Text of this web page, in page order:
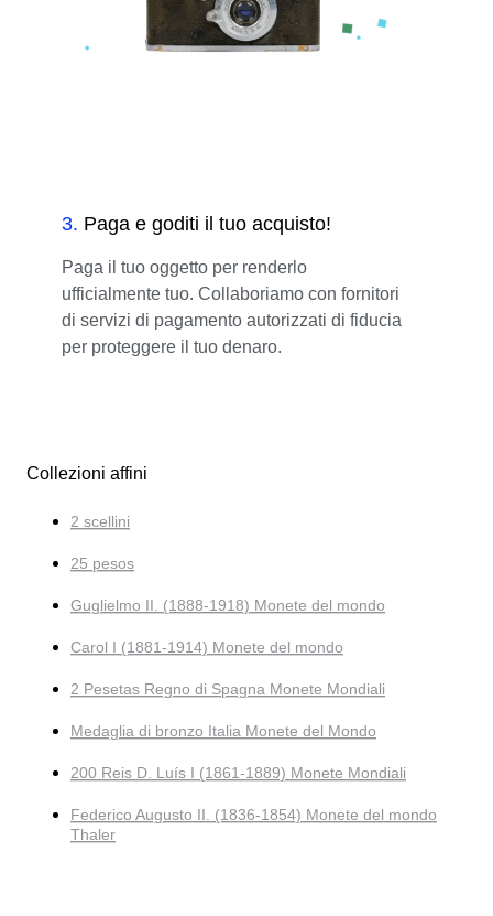
3. Paga e goditi il tuo acquisto!
Paga il tuo oggetto per renderlo
ufficialmente tuo. Collaboriamo con fornitori
di servizi di pagamento autorizzati di fiducia
per proteggere il tuo denaro.
Collezioni affini
2 scellini
25 pesos
Guglielmo II. (1888-1918) Monete del mondo
Carol I (1881-1914) Monete del mondo
2 Pesetas Regno di Spagna Monete Mondiali
Medaglia di bronzo Italia Monete del Mondo
200 Reis D. Luís I (1861-1889) Monete Mondiali
Federico Augusto II. (1836-1854) Monete del mondo
Thaler